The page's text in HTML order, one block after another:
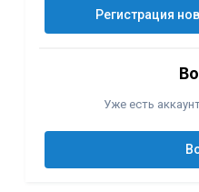
Регистрация
Уже есть